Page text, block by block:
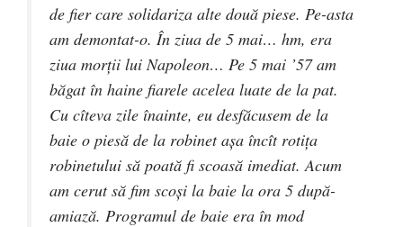
de fier care solidariza alte două piese. Pe-asta
am demontat-o. În ziua de 5 mai… hm, era
ziua morţii lui Napoleon… Pe 5 mai ’57 am
băgat în haine fiarele acelea luate de la pat.
Cu cîteva zile înainte, eu desfăcusem de la
baie o piesă de la robinet aşa încît rotiţa
robinetului să poată fi scoasă imediat. Acum
am cerut să fim scoşi la baie la ora 5 după-
amiază. Programul de baie era în mod